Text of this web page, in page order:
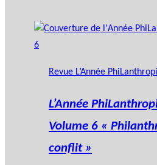
Revue L’Année
L’Année
Volume 6 «
conflit »